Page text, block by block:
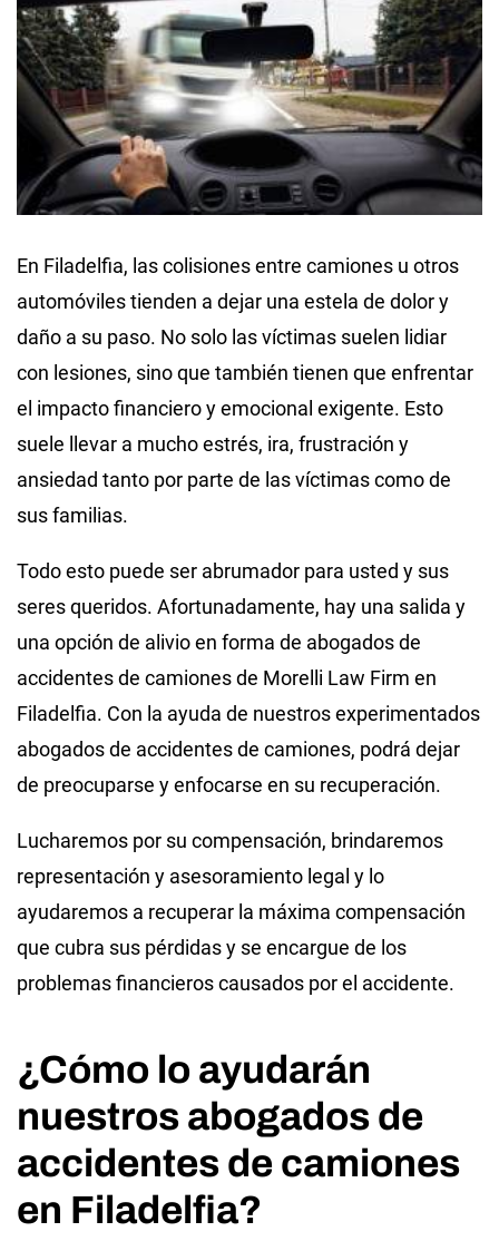
En Filadelfia, las colisiones entre camiones u otros
automóviles tienden a dejar una estela de dolor y
daño a su paso. No solo las víctimas suelen lidiar
con lesiones, sino que también tienen que enfrentar
el impacto financiero y emocional exigente. Esto
suele llevar a mucho estrés, ira, frustración y
ansiedad tanto por parte de las víctimas como de
sus familias.
Todo esto puede ser abrumador para usted y sus
seres queridos. Afortunadamente, hay una salida y
una opción de alivio en forma de abogados de
accidentes de camiones de Morelli Law Firm en
Filadelfia. Con la ayuda de nuestros experimentados
abogados de accidentes de camiones, podrá dejar
de preocuparse y enfocarse en su recuperación.
Lucharemos por su compensación, brindaremos
representación y asesoramiento legal y lo
ayudaremos a recuperar la máxima compensación
que cubra sus pérdidas y se encargue de los
problemas financieros causados ​​por el accidente.
¿Cómo lo ayudarán
nuestros abogados de
accidentes de camiones
en Filadelfia?